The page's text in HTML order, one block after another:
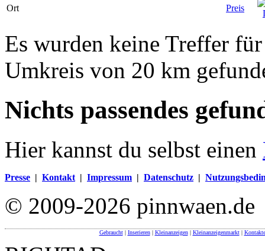
Ort Preis
Es wurden keine Treffer
Umkreis von 20 km
Nichts passendes
Hier kannst du selbst einen
Presse | Kontakt | Impressum | Datenschutz |
© 2009-2026 pinnwaen.de
Gebraucht| Inserieren| Kleinanzeigen| Kleinanzeigenmarkt| Kontakte